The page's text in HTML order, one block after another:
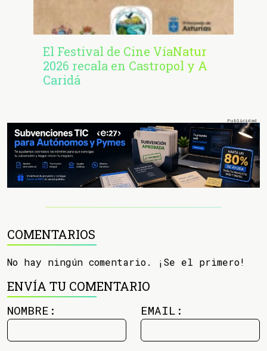
El Festival de Cine VíaNatur
2026 recala en Castropol y A
Caridá
COMENTARIOS
No hay ningún comentario. ¡Se el primero!
ENVÍA TU COMENTARIO
NOMBRE: EMAIL: